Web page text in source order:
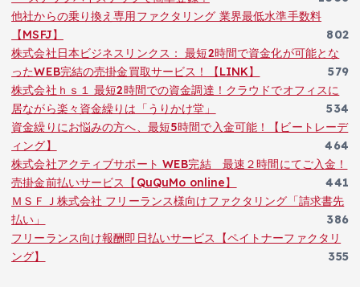
他社からの乗り換え専用ファクタリング 業界最低水準手数料
【MSFJ】
802
株式会社日本ビジネスリンクス： 最短2時間で資金化が可能とな
ったWEB完結の売掛金買取サービス！【LINK】
579
株式会社ｈｓ１ 最短2時間での資金調達！クラウドでオフィスに
居ながら楽々資金繰りは「うりかけ堂」
534
資金繰りにお悩みの方へ、最短5時間で入金可能！【ビートレーデ
ィング】
464
株式会社アクティブサポート WEB完結 最速２時間にてご入金！
売掛金前払いサービス【QuQuMo online】
441
ＭＳＦＪ株式会社 フリーランス様向けファクタリング「請求書先
払い」
386
フリーランス向け報酬即日払いサービス【ペイトナーファクタリ
ング】
355